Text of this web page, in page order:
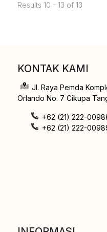
Results 10 - 13 of 13
KONTAK KAMI
Jl. Raya Pemda
Orlando No. 7 Cikupa
+62 (21) 222-
+62 (21) 222-